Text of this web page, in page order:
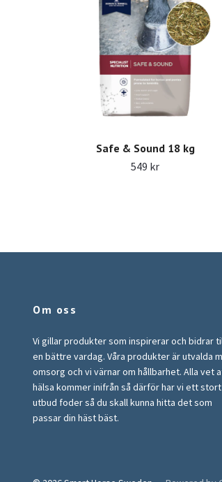
Safe & Sound 18 kg
549 kr
Om oss
Vi gillar produkter som inspirerar och bidrar
en bättre vardag. Våra produkter är utvalda
omsorg och vi värnar om hållbarhet. Alla vet
hälsa kommer inifrån så därför har vi ett stort
utbud foder så du skall kunna hitta det som
passar din häst bäst.